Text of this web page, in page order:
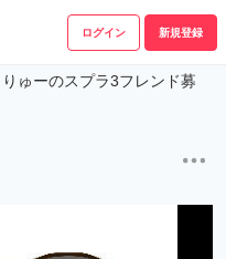
ログイン 新規登録
りゅーのスプラ3フレンド募